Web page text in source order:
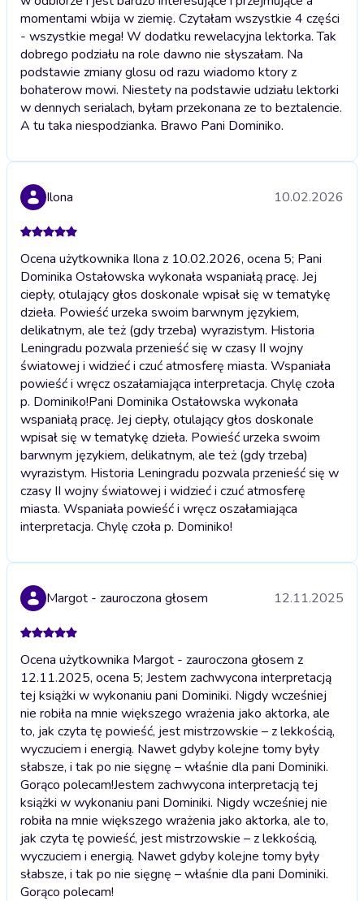
momentami wbija w ziemię. Czytałam wszystkie 4 części
- wszystkie mega! W dodatku rewelacyjna lektorka. Tak
dobrego podziału na role dawno nie słyszałam. Na
podstawie zmiany glosu od razu wiadomo ktory z
bohaterow mowi. Niestety na podstawie udziału lektorki
w dennych serialach, byłam przekonana ze to beztalencie.
A tu taka niespodzianka. Brawo Pani Dominiko.
Ilona 10.02.2026
Ocena użytkownika Ilona z 10.02.2026, ocena 5; Pani
Dominika Ostałowska wykonała wspaniałą pracę. Jej
ciepły, otulający głos doskonale wpisał się w tematykę
dzieła. Powieść urzeka swoim barwnym językiem,
delikatnym, ale też (gdy trzeba) wyrazistym. Historia
Leningradu pozwala przenieść się w czasy II wojny
światowej i widzieć i czuć atmosferę miasta. Wspaniała
powieść i wręcz oszałamiająca interpretacja. Chylę czoła
p. Dominiko!Pani Dominika Ostałowska wykonała
wspaniałą pracę. Jej ciepły, otulający głos doskonale
wpisał się w tematykę dzieła. Powieść urzeka swoim
barwnym językiem, delikatnym, ale też (gdy trzeba)
wyrazistym. Historia Leningradu pozwala przenieść się w
czasy II wojny światowej i widzieć i czuć atmosferę
miasta. Wspaniała powieść i wręcz oszałamiająca
interpretacja. Chylę czoła p. Dominiko!
Margot - zauroczona głosem 12.11.2025
Ocena użytkownika Margot - zauroczona głosem z
12.11.2025, ocena 5; Jestem zachwycona interpretacją
tej książki w wykonaniu pani Dominiki. Nigdy wcześniej
nie robiła na mnie większego wrażenia jako aktorka, ale
to, jak czyta tę powieść, jest mistrzowskie – z lekkością,
wyczuciem i energią. Nawet gdyby kolejne tomy były
słabsze, i tak po nie sięgnę – właśnie dla pani Dominiki.
Gorąco polecam!Jestem zachwycona interpretacją tej
książki w wykonaniu pani Dominiki. Nigdy wcześniej nie
robiła na mnie większego wrażenia jako aktorka, ale to,
jak czyta tę powieść, jest mistrzowskie – z lekkością,
wyczuciem i energią. Nawet gdyby kolejne tomy były
słabsze, i tak po nie sięgnę – właśnie dla pani Dominiki.
Gorąco polecam!